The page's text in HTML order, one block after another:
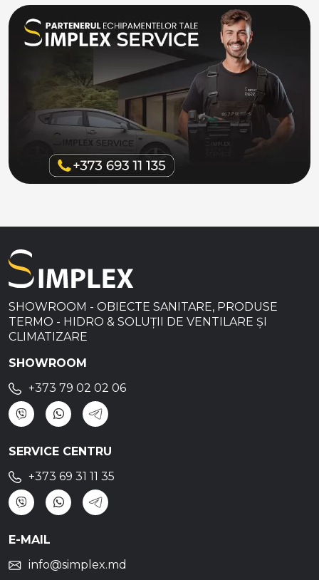
SHOWROOM - OBIECTE SANITARE, PRODUSE
TERMO - HIDRO & SOLUȚII DE VENTILARE ȘI
CLIMATIZARE
SHOWROOM
+373 79 02 02 06
SERVICE CENTRU
+373 69 31 11 35
E-MAIL
info@simplex.md